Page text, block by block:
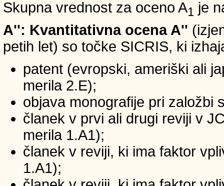
Skupna vrednost za oceno A1 je
A'': Kvantitativna ocena A''
petih let) so točke SICRIS, ki
patent (evropski, ameriški ali
merila 2.E);
objava monografije pri založbi
članek v prvi ali drugi reviji v
merila 1.A1);
članek v reviji, ki ima faktor
1.A1);